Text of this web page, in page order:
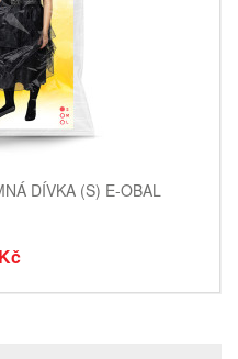
DÍVKA (S) E-OBAL